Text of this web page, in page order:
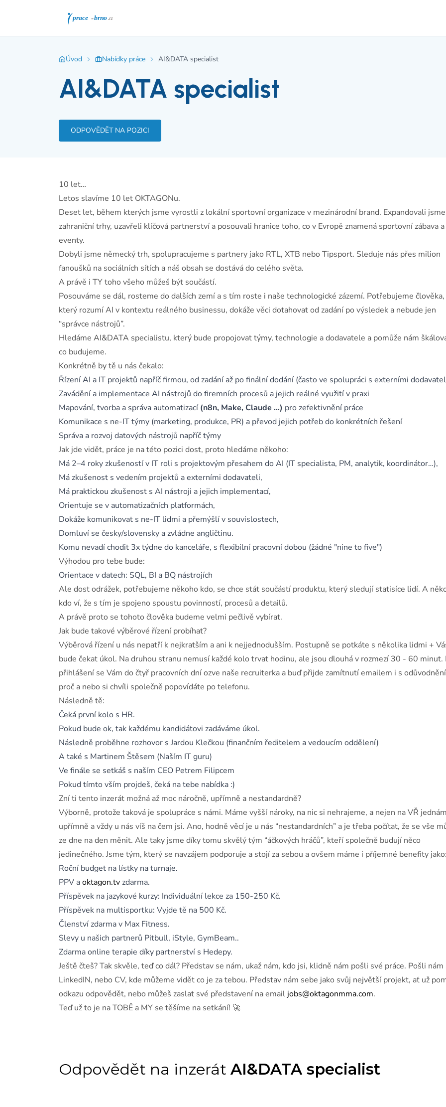
Úvod Nabídky práce AI&DATA specialist
AI&DATA specialist
ODPOVĚDĚT NA POZICI
10 let…
Letos slavíme 10 let OKTAGONu.
Deset let, během kterých jsme vyrostli z lokální sportovní organizace v mezinárodní brand. Expandovali
zahraniční trhy, uzavřeli klíčová partnerství a posouvali hranice toho, co v Evropě znamená sportovní zábava
eventy.
Dobyli jsme německý trh, spolupracujeme s partnery jako RTL, XTB nebo Tipsport. Sleduje nás přes milion
fanoušků na sociálních sítích a náš obsah se dostává do celého světa.
A právě i TY toho všeho můžeš být součástí.
Posouváme se dál, rosteme do dalších zemí a s tím roste i naše technologické zázemí. Potřebujeme člověka,
který rozumí AI v kontextu reálného businessu, dokáže věci dotahovat od zadání po výsledek a nebude jen
“správce nástrojů”.
Hledáme AI&DATA specialistu, který bude propojovat týmy, technologie a dodavatele a pomůže nám
co budujeme.
Konkrétně by tě u nás čekalo:
Řízení AI a IT projektů napříč firmou, od zadání až po finální dodání (často ve spolupráci s externími
Zavádění a implementace AI nástrojů do firemních procesů a jejich reálné využití v praxi
Mapování, tvorba a správa automatizací(n8n, Make, Claude …) pro zefektivnění práce
Komunikace s ne-IT týmy (marketing, produkce, PR) a převod jejich potřeb do konkrétních řešení
Správa a rozvoj datových nástrojů napříč týmy
Jak jde vidět, práce je na této pozici dost, proto hledáme někoho:
Má 2–4 roky zkušeností v IT roli s projektovým přesahem do AI (IT specialista, PM, analytik, koordinátor…),
Má zkušenost s vedením projektů a externími dodavateli,
Má praktickou zkušenost s AI nástroji a jejich implementací,
Orientuje se v automatizačních platformách,
Dokáže komunikovat s ne-IT lidmi a přemýšlí v souvislostech,
Domluví se česky/slovensky a zvládne angličtinu.
Komu nevadí chodit 3x týdne do kanceláře, s flexibilní pracovní dobou (žádné "nine to five")
Výhodou pro tebe bude:
Orientace v datech: SQL, BI a BQ nástrojích
Ale dost odrážek, potřebujeme někoho kdo, se chce stát součástí produktu, který sledují statisíce lidí. A
kdo ví, že s tím je spojeno spoustu povinností, procesů a detailů.
A právě proto se tohoto člověka budeme velmi pečlivě vybírat.
Jak bude takové výběrové řízení probíhat?
Výběrová řízení u nás nepatří k nejkratším a ani k nejjednodušším. Postupně se potkáte s několika lidmi +
bude čekat úkol. Na druhou stranu nemusí každé kolo trvat hodinu, ale jsou dlouhá v rozmezí 30 - 60 minut.
přihlášení se Vám do čtyř pracovních dní ozve naše recruiterka a buď přijde zamítnutí emailem i s
proč a nebo si chvíli společně popovídáte po telefonu.
Následně tě:
Čeká první kolo s HR.
Pokud bude ok, tak každému kandidátovi zadáváme úkol.
Následně proběhne rozhovor s Jardou Klečkou (finančním ředitelem a vedoucím oddělení)
A také s Martinem Štěsem (Naším IT guru)
Ve finále se setkáš s naším CEO Petrem Filipcem
Pokud tímto vším projdeš, čeká na tebe nabídka :)
Zní ti tento inzerát možná až moc náročně, upřímně a nestandardně?
Výborně, protože taková je spolupráce s námi. Máme vyšší nároky, na nic si nehrajeme, a nejen na VŘ
upřímně a vždy u nás víš na čem jsi. Ano, hodně věcí je u nás “nestandardních” a je třeba počítat, že se vše
ze dne na den měnit. Ale taky jsme díky tomu skvělý tým “áčkových hráčů”, kteří společně budují něco
jedinečného. Jsme tým, který se navzájem podporuje a stojí za sebou a ovšem máme i příjemné benefity jako:
Roční budget na lístky na turnaje.
PPV aoktagon.tvzdarma.
Příspěvek na jazykové kurzy: Individuální lekce za 150-250 Kč.
Příspěvek na multisportku: Vyjde tě na 500 Kč.
Členství zdarma v Max Fitness.
Slevy u našich partnerů Pitbull, iStyle, GymBeam..
Zdarma online terapie díky partnerství s Hedepy.
Ještě čteš? Tak skvěle, teď co dál? Představ se nám, ukaž nám, kdo jsi, klidně nám pošli své práce. Pošli nám
LinkedIN, nebo CV, kde můžeme vidět co je za tebou. Představ nám sebe jako svůj největší projekt, ať už
odkazu odpovědět, nebo můžeš zaslat své představení na email jobs@oktagonmma.com.
Teď už to je na TOBĚ a MY se těšíme na setkání! 🚀